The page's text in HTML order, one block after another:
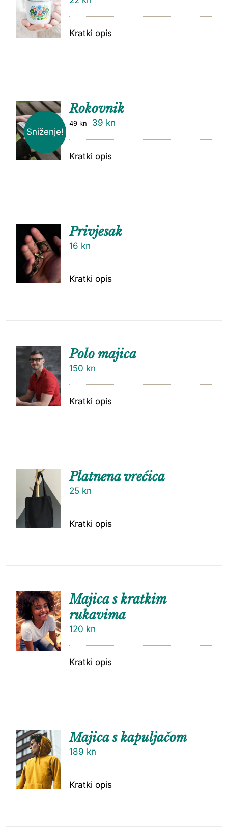
KOŠARI
CU
Kratki opis
Sniženje!
DODAJ
Rokovnik
49kn 39 kn
Kratki opis
DODAJ
U
KOŠARI
CU
Privjesak
16 kn
Kratki opis
DODAJ
U
KOŠARI
Polo majica
150 kn
Kratki opis
DODAJ
Platnena vrećica
25 kn
Kratki opis
DODAJ
U
CU
Majica s kratkim
rukavima
120 kn
Kratki opis
U
KOŠARI
Majica s kapuljačom
189 kn
Kratki opis